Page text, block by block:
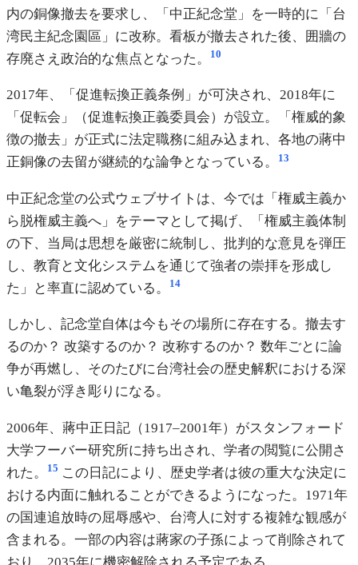
内の銅像撤去を要求し、「中正紀念堂」を一時的に「台
湾民主紀念園區」に改称。看板が撤去された後、囲牆の
存廃さえ政治的な焦点となった。
10
2017年、「促進転換正義条例」が可決され、2018年に
「促転会」（促進転換正義委員会）が設立。「権威的象
徴の撤去」が正式に法定職務に組み込まれ、各地の蔣中
正銅像の去留が継続的な論争となっている。
13
中正紀念堂の公式ウェブサイトは、今では「権威主義か
ら脱権威主義へ」をテーマとして掲げ、「権威主義体制
の下、当局は思想を厳密に統制し、批判的な意見を弾圧
し、教育と文化システムを通じて強者の崇拝を形成し
た」と率直に認めている。
14
しかし、記念堂自体は今もその場所に存在する。撤去す
るのか？ 改築するのか？ 改称するのか？ 数年ごとに論
争が再燃し、そのたびに台湾社会の歴史解釈における深
い亀裂が浮き彫りになる。
2006年、蔣中正日記（1917–2001年）がスタンフォード
大学フーバー研究所に持ち出され、学者の閲覧に公開さ
れた。
15 この日記により、歴史学者は彼の重大な決定に
おける内面に触れることができるようになった。1971年
の国連追放時の屈辱感や、台湾人に対する複雑な観感が
含まれる。一部の内容は蔣家の子孫によって削除されて